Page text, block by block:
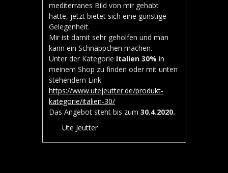
mediterranes Bild von mir gehabt
hätte, jetzt bietet sich eine günstige
Gelegenheit.
Mir ist damit sehr geholfen und man
kann ein Schnäppchen machen.
Unter der Kategorie Italien 30% in
meinem Shop zu finden oder mit unten
stehendem Link
https://www.utejeutter.de/produkt-
kategorie/italien-30/
Das Angebot steht bis zum30.4.2020.
Ute Jeutter